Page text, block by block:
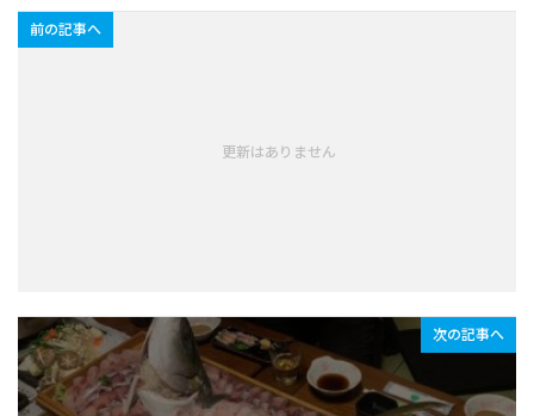
前の記事へ
更新はありません
次の記事へ